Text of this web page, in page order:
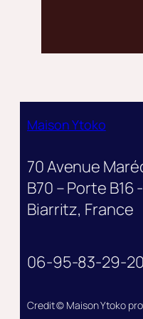
Maison Ytoko
70 Avenue
B70 – Porte B16
Biarritz, France
06-95-83-29-20
Credit © Maison Ytoko